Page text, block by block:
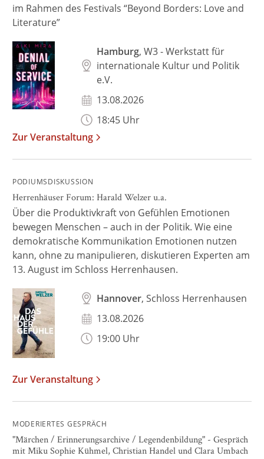
im Rahmen des Festivals “Beyond Borders: Love and
Literature”
Hamburg, W3 - Werkstatt für
internationale Kultur und Politik
e.V.
13.08.2026
18:45 Uhr
Zur Veranstaltung
PODIUMSDISKUSSION
Herrenhäuser Forum: Harald Welzer u.a.
Über die Produktivkraft von Gefühlen Emotionen
bewegen Menschen – auch in der Politik. Wie eine
demokratische Kommunikation Emotionen nutzen
kann, ohne zu manipulieren, diskutieren Experten am
13. August im Schloss Herrenhausen.
Hannover, Schloss Herrenhausen
13.08.2026
19:00 Uhr
Zur Veranstaltung
MODERIERTES GESPRÄCH
"Märchen / Erinnerungsarchive / Legendenbildung" - Gespräch
mit Miku Sophie Kühmel, Christian Handel und Clara Umbach